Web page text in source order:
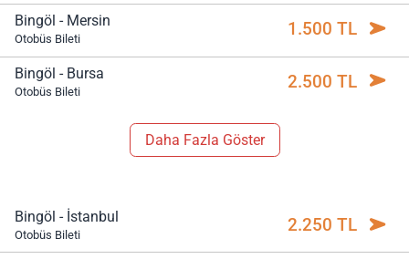
Bingöl - Mersin
Otobüs Bileti 1.500 TL
Bingöl - Bursa
Otobüs Bileti 2.500 TL
Daha Fazla Göster
Bingöl - İstanbul
Otobüs Bileti 2.250 TL